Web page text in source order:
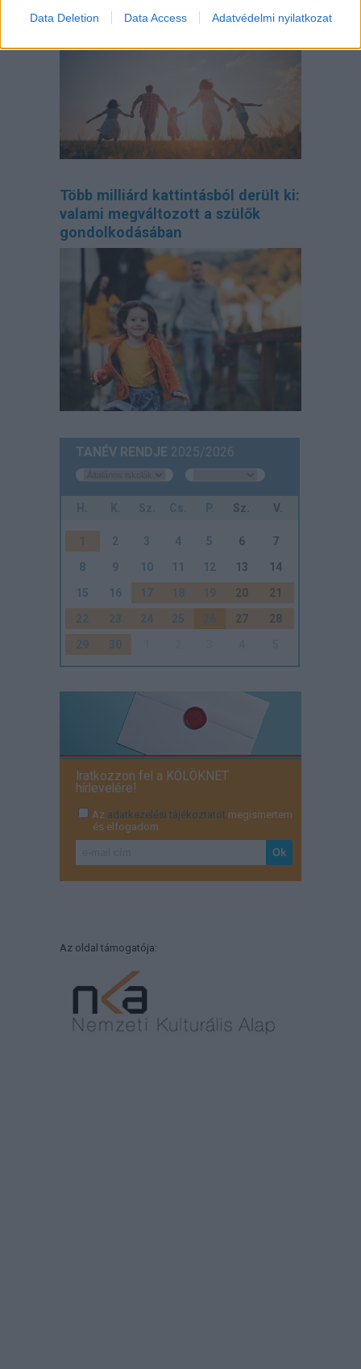
Data Deletion Data Access Adatvédelmi nyilatkozat
bővül a család
Több milliárd kattintásból derült ki:
valami megváltozott a szülők
gondolkodásában
TANÉV RENDJE 2025/2026
H. K. Sz. Cs. P. Sz. V.
1 2 3 4 5 6
7
8
9 10 11 12 13
14
15
16 17 18 19 20
21
22
23 24 25 26 27
28
29
30
Iratkozzon fel a KÖLÖKNET
hírlevelére!
Az adatkezelési tájékoztatót megismertem
és elfogadom
Az oldal támogatója: